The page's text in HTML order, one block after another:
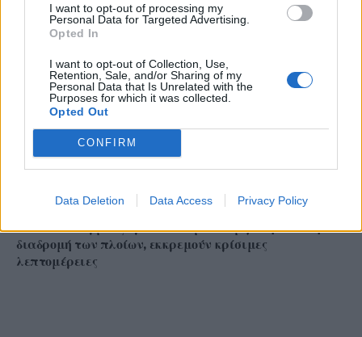
I want to opt-out of processing my
Personal Data for Targeted Advertising.
Opted In
I want to opt-out of Collection, Use,
Retention, Sale, and/or Sharing of my
Personal Data that Is Unrelated with the
Purposes for which it was collected.
Opted Out
CONFIRM
Data Deletion Data Access Privacy Policy
Στενά του Ορμούζ: Ιράν και Ομάν συμφώνησαν στη
διαδρομή των πλοίων, εκκρεμούν κρίσιμες
λεπτομέρειες